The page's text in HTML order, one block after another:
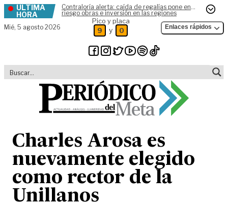
Skip to content
ÚLTIMA
HORA
Contraloría alerta: caída de regalías pone en
riesgo obras e inversión en las regiones
Mié, 5 agosto 2026
Pico y placa
9 y 0 Enlaces rápidos
Charles Arosa es
nuevamente elegido
como rector de la
Unillanos